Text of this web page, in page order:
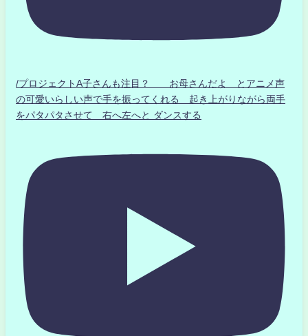
/プロジェクトA子さんも注目？ お母さんだよ とアニメ声
の可愛いらしい声で手を振ってくれる 起き上がりながら両手
をパタパタさせて 右へ左へと ダンスする